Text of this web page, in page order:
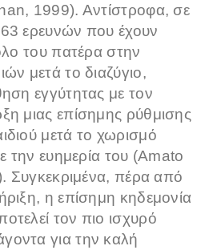
1999). Αντίστροφα, σε
ερευνών που έχουν
του πατέρα στην
μετά το διαζύγιο,
εγγύτητας με τον
μιας επίσημης ρύθμισης
μετά το χωρισμό
την ευημερία του (Amato
Συγκεκριμένα, πέρα από
η επίσημη κηδεμονία
τον πιο ισχυρό
για την καλή